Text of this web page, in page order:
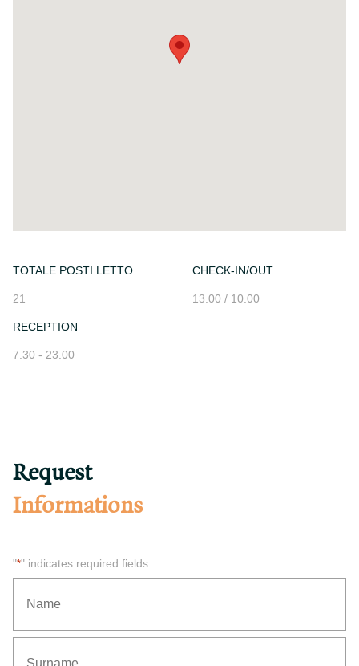
TOTALE POSTI LETTO
21
CHECK-IN/OUT
13.00 / 10.00
RECEPTION
7.30 - 23.00
Request
Informations
"*" indicates required fields
First